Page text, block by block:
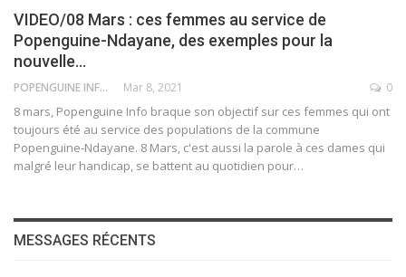
VIDEO/08 Mars : ces femmes au service de
Popenguine-Ndayane, des exemples pour la
nouvelle…
POPENGUINE INFO Mar 8, 2021 0
8 mars, Popenguine Info braque son objectif sur ces femmes qui ont
toujours été au service des populations de la commune
Popenguine-Ndayane. 8 Mars, c'est aussi la parole à ces dames qui
malgré leur handicap, se battent au quotidien pour…
MESSAGES RÉCENTS